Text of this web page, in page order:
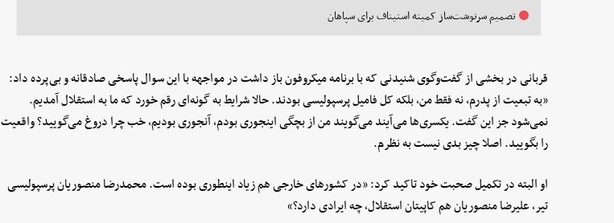
تصمیم سرنوشت‌ساز کمیته استیناف برای سپاهان
قربانی در بخشی از گفت‌وگوی شنیدنی که با برنامه میکروفون باز داشت در مواجهه با این سوال پاسخی صادقانه و بی‌پرده داد:
«به تبعیت از پدرم، نه فقط من، بلکه کل فامیل پرسپولیسی بودند. حالا شرایط به گونه‌ای رقم خورد که ما به استقلال آمدیم.
نمی‌شود جز این گفت. یکسری‌ها می‌آیند می‌گویند من از بچگی اینجوری بودم، آنجوری بودیم، خب چرا دروغ می‌گویید؟ واقعیت
را بگویید. اصلا چیز بدی نیست به نظرم.
او البته در تکمیل صحبت خود تاکید کرد: «در کشورهای خارجی هم زیاد اینطوری بوده است. محمدرضا منصوریان پرسپولیسی
تیر، علیرضا منصوریان هم کاپیتان استقلال، چه ایرادی دارد؟»